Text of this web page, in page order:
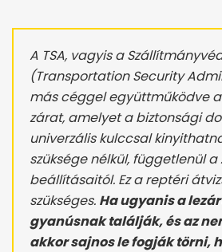
A TSA, vagyis a
(Transportation Security
más céggel együttműködve
zárat, amelyet a biztonsági
univerzális kulccsal
szüksége nélkül, függetlenül
beállításaitól. Ez a reptéri
szükséges. Ha ugyanis a
gyanúsnak találják, és az
akkor sajnos le fogják törni,